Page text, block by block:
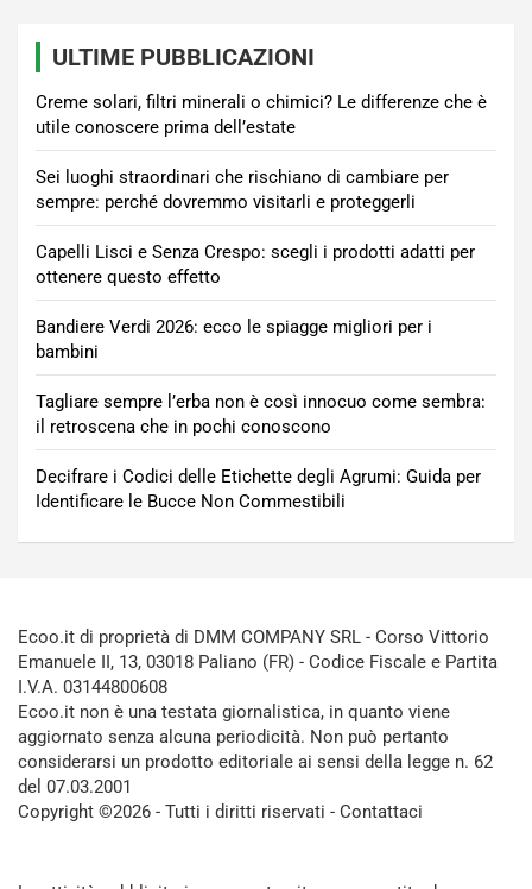
ULTIME PUBBLICAZIONI
Creme solari, filtri minerali o chimici? Le differenze che è
utile conoscere prima dell’estate
Sei luoghi straordinari che rischiano di cambiare per
sempre: perché dovremmo visitarli e proteggerli
Capelli Lisci e Senza Crespo: scegli i prodotti adatti per
ottenere questo effetto
Bandiere Verdi 2026: ecco le spiagge migliori per i
bambini
Tagliare sempre l’erba non è così innocuo come sembra:
il retroscena che in pochi conoscono
Decifrare i Codici delle Etichette degli Agrumi: Guida per
Identificare le Bucce Non Commestibili
Ecoo.it di proprietà di DMM COMPANY SRL - Corso Vittorio
Emanuele II, 13, 03018 Paliano (FR) - Codice Fiscale e Partita
I.V.A. 03144800608
Ecoo.it non è una testata giornalistica, in quanto viene
aggiornato senza alcuna periodicità. Non può pertanto
considerarsi un prodotto editoriale ai sensi della legge n. 62
del 07.03.2001
Copyright ©2026 - Tutti i diritti riservati - Contattaci